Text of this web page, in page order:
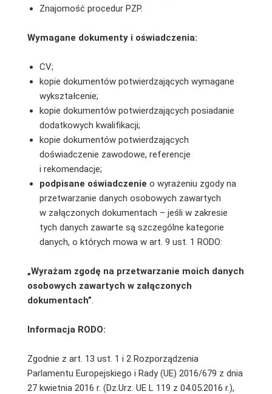
Znajomość procedur PZP.
Wymagane dokumenty i oświadczenia:
CV;
kopie dokumentów potwierdzających wymagane
wykształcenie;
kopie dokumentów potwierdzających posiadanie
dodatkowych kwalifikacji;
kopie dokumentów potwierdzających
doświadczenie zawodowe, referencje
i rekomendacje;
podpisane oświadczenie o wyrażeniu zgody na
przetwarzanie danych osobowych zawartych
w załączonych dokumentach – jeśli w zakresie
tych danych zawarte są szczególne kategorie
danych, o których mowa w art. 9 ust. 1 RODO:
„Wyrażam zgodę na przetwarzanie moich danych
osobowych zawartych w załączonych
dokumentach”.
Informacja RODO:
Zgodnie z art. 13 ust. 1 i 2 Rozporządzenia
Parlamentu Europejskiego i Rady (UE) 2016/679 z dnia
27 kwietnia 2016 r. (Dz.Urz. UE L 119 z 04.05.2016 r.),